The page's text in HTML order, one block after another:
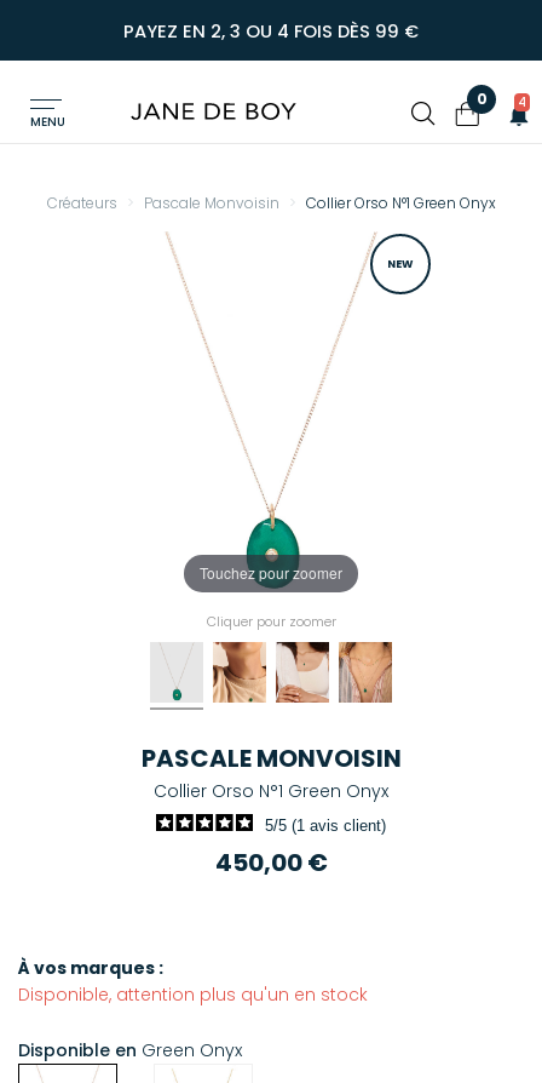
PAYEZ EN 2, 3 OU 4 FOIS DÈS 99 €
MENU
0 4
Créateurs Pascale Monvoisin Collier Orso N°1 Green Onyx
NEW
Touchez pour zoomer
Cliquer pour zoomer
PASCALE MONVOISIN
Collier Orso N°1 Green Onyx
5/5 (1 avis client)
450,00 €
À vos marques :
Disponible, attention plus qu'un en stock
Disponible en Green Onyx